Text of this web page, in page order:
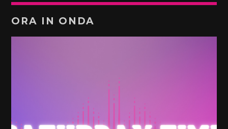
ORA IN ONDA